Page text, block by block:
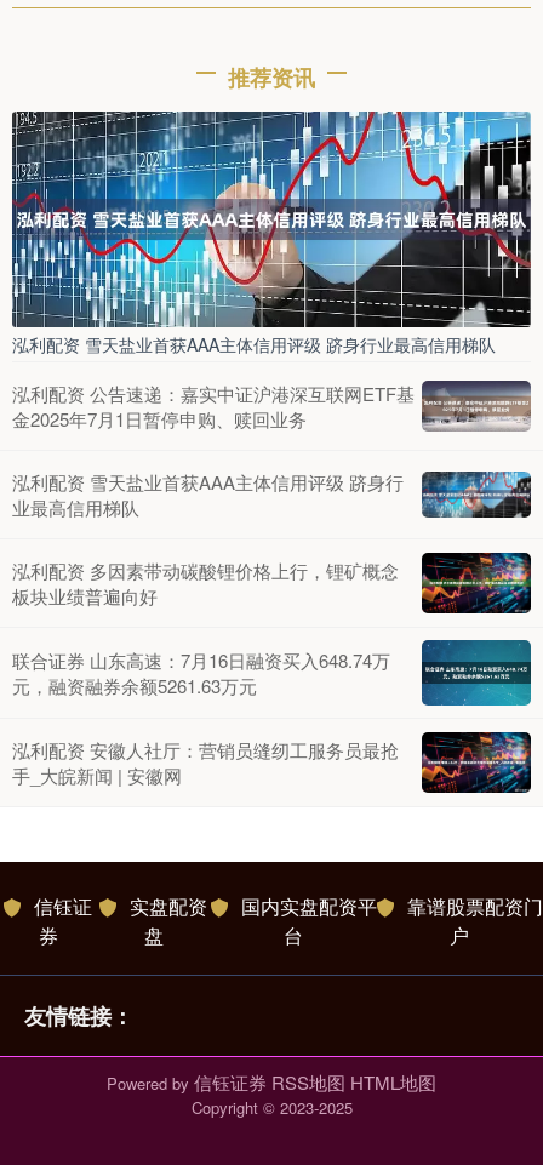
推荐资讯
泓利配资 雪天盐业首获AAA主体信用评级 跻身行业最高信用梯队
泓利配资 公告速递：嘉实中证沪港深互联网ETF基
金2025年7月1日暂停申购、赎回业务
泓利配资 雪天盐业首获AAA主体信用评级 跻身行
业最高信用梯队
泓利配资 多因素带动碳酸锂价格上行，锂矿概念
板块业绩普遍向好
联合证券 山东高速：7月16日融资买入648.74万
元，融资融券余额5261.63万元
泓利配资 安徽人社厅：营销员缝纫工服务员最抢
手_大皖新闻 | 安徽网
信钰证
券
实盘配资
盘
国内实盘配资平
台
靠谱股票配资门
户
友情链接：
Powered by 信钰证券 RSS地图 HTML地图
Copyright © 2023-2025